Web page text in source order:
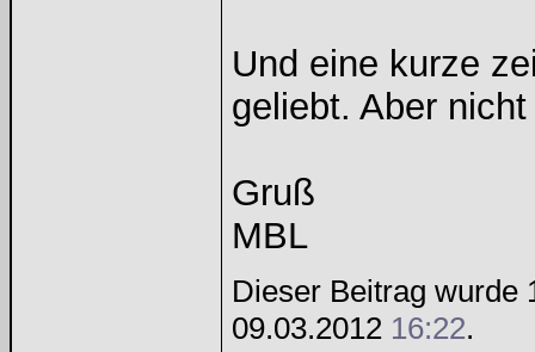
Und eine kurze
geliebt. Aber
Gruß
MBL
Dieser Beitrag wurde
09.03.2012 16:22.